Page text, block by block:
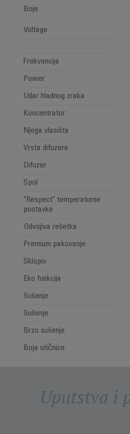
Boje
Voltage
Frekvencija
Power
Udar hladnog zraka
Koncentrator
Njega vlasišta
Vrsta difuzera
Difuzer
Spol
"Respect" temperaturne
postavke
Odvojiva rešetka
Premium pakovanje
Sklopiv
Eko funkcija
Sušenje
Sušenje
Brzo sušenje
Boja utičnice
Uputstva i